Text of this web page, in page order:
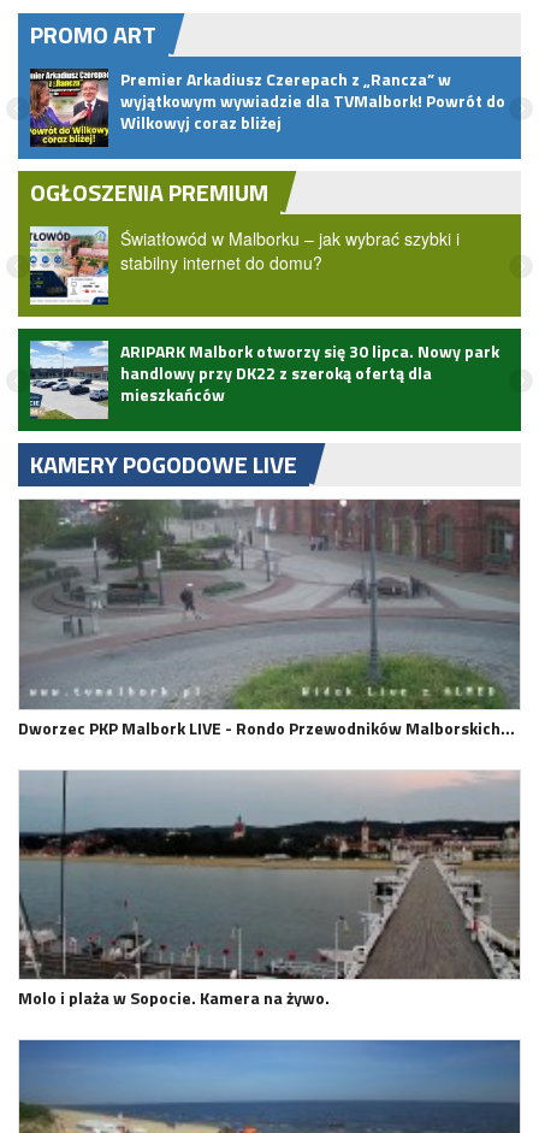
PROMO ART
Premier Arkadiusz Czerepach z „Rancza” w
wyjątkowym wywiadzie dla TVMalbork! Powrót do
Wilkowyj coraz bliżej
OGŁOSZENIA PREMIUM
Światłowód w Malborku – jak wybrać szybki i
stabilny internet do domu?
ARIPARK Malbork otworzy się 30 lipca. Nowy park
handlowy przy DK22 z szeroką ofertą dla
mieszkańców
KAMERY POGODOWE LIVE
Dworzec PKP Malbork LIVE - Rondo Przewodników Malborskich…
Molo i plaża w Sopocie. Kamera na żywo.